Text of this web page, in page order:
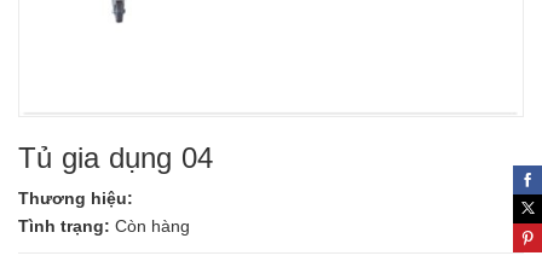
Tủ gia dụng 04
Thương hiệu:
Tình trạng: Còn hàng